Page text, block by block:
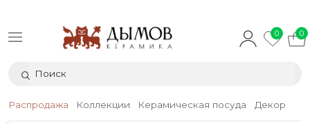
0 0
Распродажа Коллекции Керамическая посуда Декор